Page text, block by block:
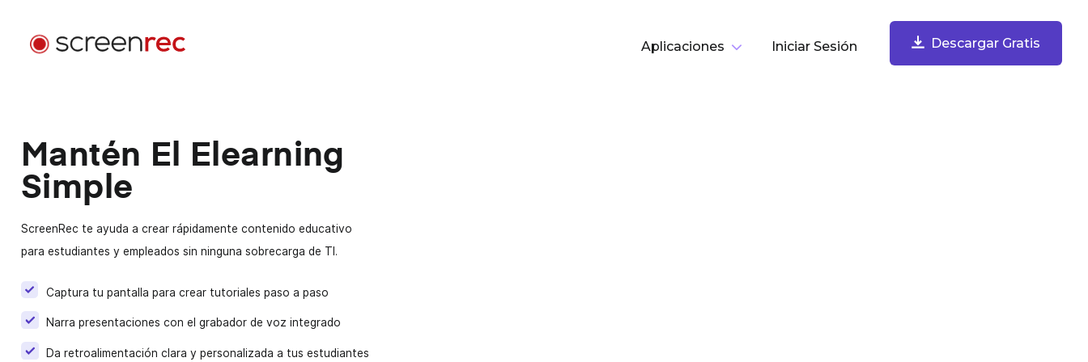
Aplicaciones Iniciar Sesión Descargar Gratis
Iniciar Sesión
Desarrollo De Software
Envía emails de video, reduce reuniones y mantente
enfocado mientras programas.
Envía mensajes de video personalizados y resuelve
Diseño
comunicación con clientes.
Mantén El Elearning
Simple
ScreenRec te ayuda a crear rápidamente contenido educativo
para estudiantes y empleados sin ninguna sobrecarga de TI.
Captura tu pantalla para crear tutoriales paso a paso
Narra presentaciones con el grabador de voz integrado
Da retroalimentación clara y personalizada a tus estudiantes